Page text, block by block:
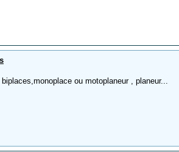
ou motoplaneur , planeur...